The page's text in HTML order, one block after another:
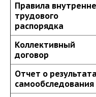
Правила
трудового
распорядка
Коллективный
договор
Отчет о
самообследования